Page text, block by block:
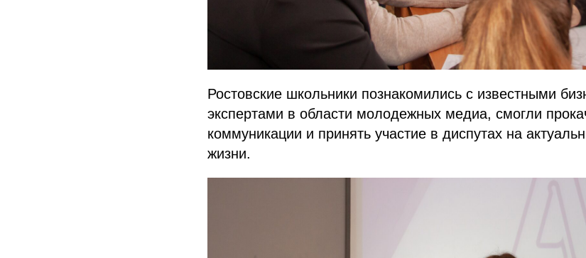
Ростовские школьники познакомились с известными
экспертами в области молодежных медиа, смогли
коммуникации и принять участие в диспутах на
жизни.